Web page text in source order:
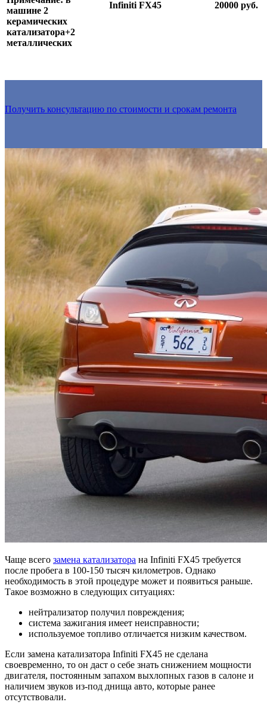
машине 2
керамических
катализатора+2
металлических
Infiniti FX45 20000 руб.
Получить консультацию по стоимости и срокам ремонта
Чаще всего замена катализатора на Infiniti FX45 требуется
после пробега в 100-150 тысяч километров. Однако
необходимость в этой процедуре может и появиться раньше.
Такое возможно в следующих ситуациях:
нейтрализатор получил повреждения;
система зажигания имеет неисправности;
используемое топливо отличается низким качеством.
Если замена катализатора Infiniti FX45 не сделана
своевременно, то он даст о себе знать снижением мощности
двигателя, постоянным запахом выхлопных газов в салоне и
наличием звуков из-под днища авто, которые ранее
отсутствовали.